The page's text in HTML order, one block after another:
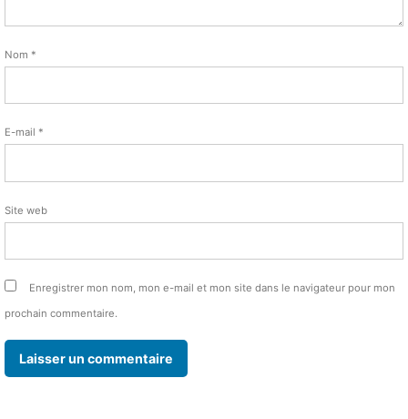
Nom *
E-mail *
Site web
Enregistrer mon nom, mon e-mail et mon site dans le navigateur pour mon
prochain commentaire.